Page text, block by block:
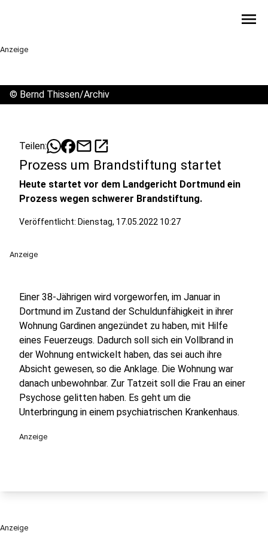
menu
Anzeige
© Bernd Thissen/Archiv
Teilen: mailopen_in_new
Prozess um Brandstiftung startet
Heute startet vor dem Landgericht Dortmund ein
Prozess wegen schwerer Brandstiftung.
Veröffentlicht: Dienstag, 17.05.2022 10:27
Anzeige
Einer 38-Jährigen wird vorgeworfen, im Januar in
Dortmund im Zustand der Schuldunfähigkeit in ihrer
Wohnung Gardinen angezündet zu haben, mit Hilfe
eines Feuerzeugs. Dadurch soll sich ein Vollbrand in
der Wohnung entwickelt haben, das sei auch ihre
Absicht gewesen, so die Anklage. Die Wohnung war
danach unbewohnbar. Zur Tatzeit soll die Frau an einer
Psychose gelitten haben. Es geht um die
Unterbringung in einem psychiatrischen Krankenhaus.
Anzeige
Anzeige